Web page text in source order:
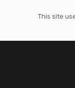
This site